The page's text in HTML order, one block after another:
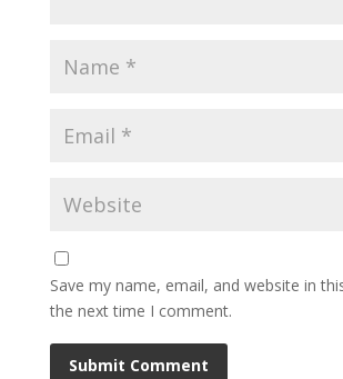
Save my name, email, and website in
the next time I comment.